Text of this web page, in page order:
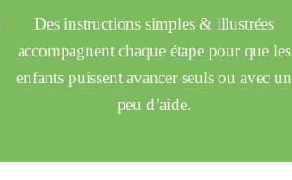
Des instructions simples & illustrées
accompagnent chaque étape pour que les
enfants puissent avancer seuls ou avec un
peu d’aide.